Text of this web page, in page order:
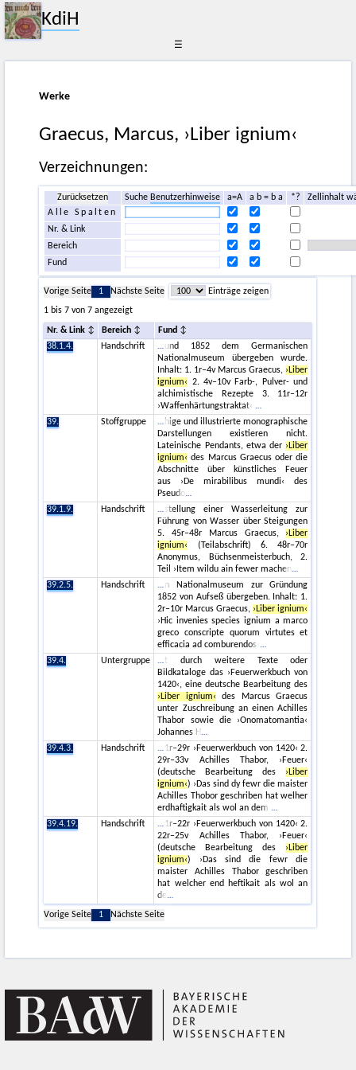
KdiH
☰
Werke
Graecus, Marcus, ›Liber ignium‹
Verzeichnungen:
Zurücksetzen SucheBenutzerhinweise a=A a b = b a *?
Zellinhalt
Alle Spalten
Nr. & Link
Bereich
Fund
Vorige Seite 1 Nächste Seite
Einträge zeigen
1 bis 7 von 7 angezeigt
Nr. & Link Bereich
Fund
38.1.4.
Handschrift
und 1852 dem Germanischen
Nationalmuseum übergeben wurde.
Inhalt: 1. 1r–4v Marcus Graecus, ›Liber
ignium‹ 2. 4v–10v Farb-, Pulver- und
alchimistische Rezepte 3. 11r–12r
›Waffenhärtungstraktat‹
39.
Stoffgruppe
hige und illustrierte monographische
Darstellungen existieren nicht.
Lateinische Pendants, etwa der ›Liber
ignium‹ des Marcus Graecus oder die
Abschnitte über künstliches Feuer
aus ›De mirabilibus mundi‹ des
Pseudo
39.1.9.
Handschrift
stellung einer Wasserleitung zur
Führung von Wasser über Steigungen
5. 45r–48r Marcus Graecus, ›Liber
ignium‹
(Teilabschrift) 6. 48r–70r
Anonymus, Büchsenmeisterbuch, 2.
Teil ›Item wildu ain fewer machen
39.2.5.
Handschrift
n Nationalmuseum zur Gründung
1852 von Aufseß übergeben. Inhalt: 1.
2r–10r Marcus Graecus, ›Liber ignium‹
›Hic invenies species ignium a marco
greco conscripte quorum virtutes et
efficacia ad comburendos‹
39.4.
Untergruppe
t durch weitere Texte oder
Bildkataloge das ›Feuerwerkbuch von
1420‹, eine deutsche Bearbeitung des
›Liber ignium‹ des Marcus Graecus
unter Zuschreibung an einen Achilles
Thabor sowie die ›Onomatomantia‹
Johannes H
39.4.3.
Handschrift
1r–29r ›Feuerwerkbuch von 1420‹ 2.
29r–33v Achilles Thabor, ›Feuer‹
(deutsche Bearbeitung des ›Liber
ignium‹) ›Das sind dy fewr die maister
Achilles Thobor geschriben hat welher
erdhaftigkait als wol an dem
39.4.19.
Handschrift
1r–22r ›Feuerwerkbuch von 1420‹ 2.
22r–25v Achilles Thabor, ›Feuer‹
(deutsche Bearbeitung des ›Liber
ignium‹) ›Das sind die fewr die
maister Achilles Thabor geschriben
hat welcher end heftikait als wol an
de
Vorige Seite
1 Nächste Seite